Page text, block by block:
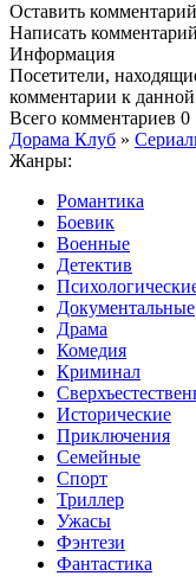
Оставить комментарий
Написать комментарий
Информация
Посетители,
комментарии к
Всего комментариев 0
Дорама Клуб »
Жанры:
Романтика
Боевик
Военные
Детектив
Документальные
Драма
Комедия
Криминал
Исторические
Приключения
Семейные
Спорт
Триллер
Ужасы
Фэнтези
Фантастика